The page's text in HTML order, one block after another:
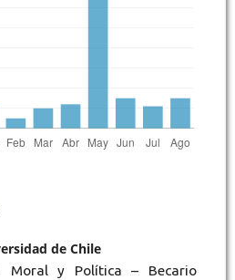
de Chile
Moral y Política – Becario